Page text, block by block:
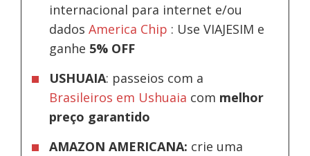
internacional para internet e/ou
dadosAmerica Chip : Use VIAJESIM e
ganhe 5% OFF
USHUAIA: passeios com a
Brasileiros em Ushuaia com melhor
preço garantido
AMAZON AMERICANA: crie uma